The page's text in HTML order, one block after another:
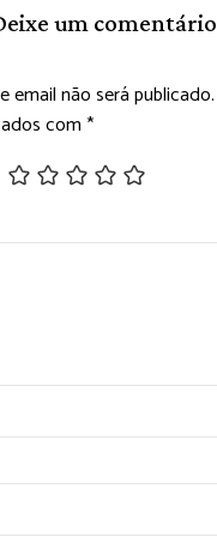
um comentário
email não será publicado.
com*